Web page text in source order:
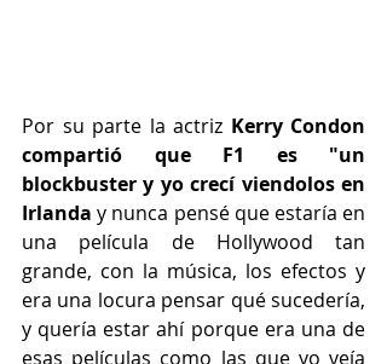
Por su parte la actriz Kerry Condon
compartió que F1 es "un
blockbuster y yo crecí viendolos en
Irlanda y nunca pensé que estaría en
una película de Hollywood tan
grande, con la música, los efectos y
era una locura pensar qué sucedería,
y quería estar ahí porque era una de
esas películas como las que yo veía